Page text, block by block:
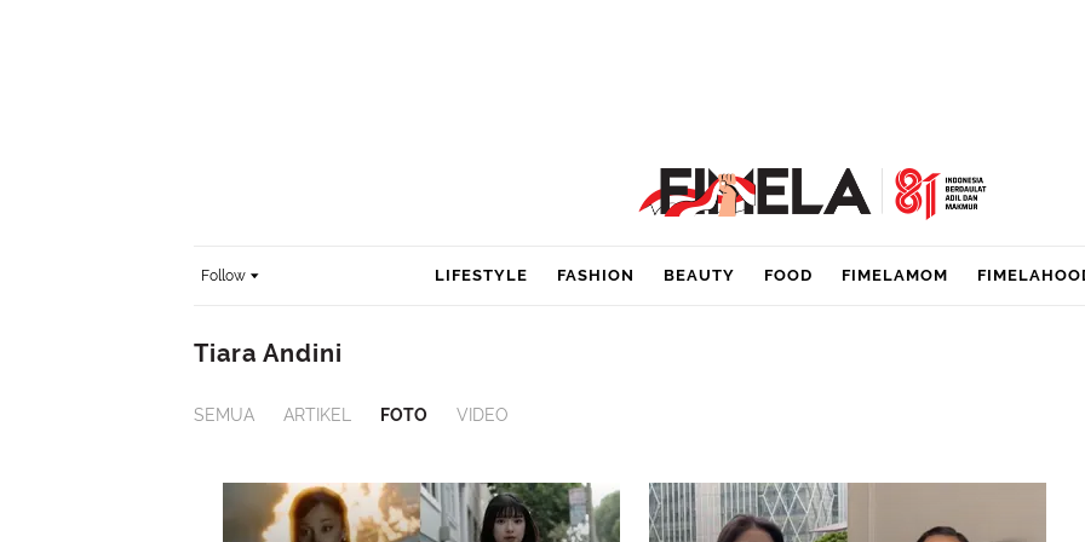
Follow LIFESTYLE FASHION BEAUTY FOOD FIMELAMOM
Tiara Andini
SEMUA ARTIKEL FOTO VIDEO